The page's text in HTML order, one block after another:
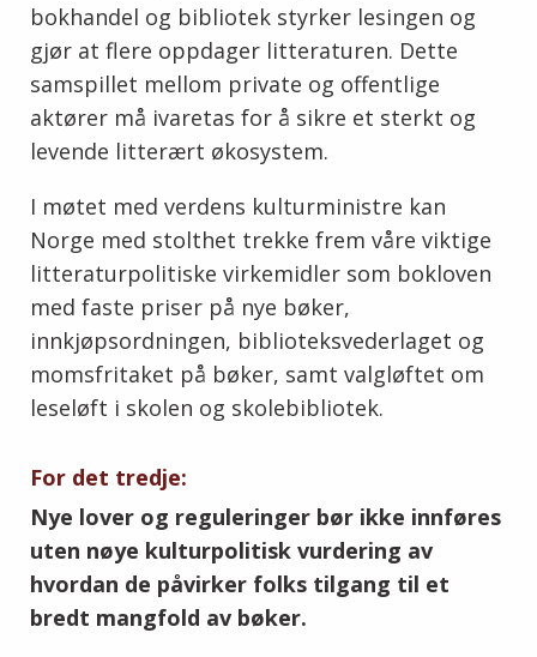
bokhandel og bibliotek styrker lesingen og
gjør at flere oppdager litteraturen. Dette
samspillet mellom private og offentlige
aktører må ivaretas for å sikre et sterkt og
levende litterært økosystem.
I møtet med verdens kulturministre kan
Norge med stolthet trekke frem våre viktige
litteraturpolitiske virkemidler som bokloven
med faste priser på nye bøker,
innkjøpsordningen, biblioteksvederlaget og
momsfritaket på bøker, samt valgløftet om
leseløft i skolen og skolebibliotek.
For det tredje:
Nye lover og reguleringer bør ikke innføres
uten nøye kulturpolitisk vurdering av
hvordan de påvirker folks tilgang til et
bredt mangfold av bøker.